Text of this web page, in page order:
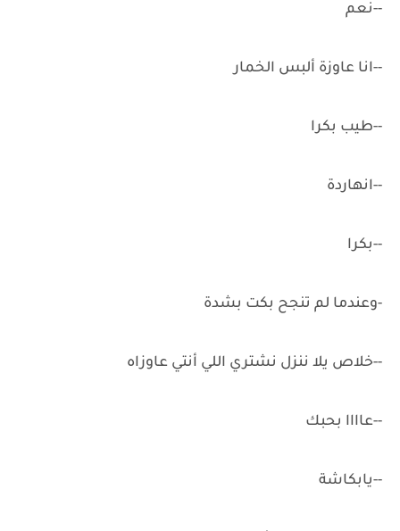
-‏-‏نعم
-‏-‏انا عاوزة ألبس الخمار
-‏-‏طيب بكرا
-‏-‏انهاردة
-‏-‏بكرا
-‏وعندما لم تنجح بكت بشدة
-‏-خلاص يلا ننزل نشتري اللي أنتي عاوزاه
-‏-‏عاااا بحبك
-‏-‏يابكاشة